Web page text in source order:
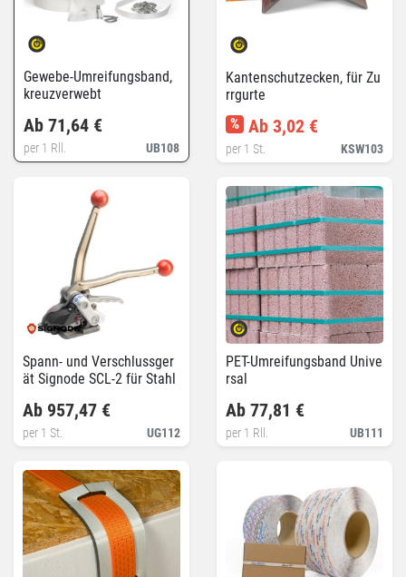
Gewebe-Umreifungsband,
kreuzverwebt
UB108
Ab 71,64 €
per 1 Rll.
Kantenschutzecken, für Zu
rrgurte
KSW103
% Ab 3,02 €
per 1 St.
Spann- und Verschlussger
ät Signode SCL-2 für Stahl
UG112
Ab 957,47 €
per 1 St.
PET-Umreifungsband Unive
rsal
UB111
Ab 77,81 €
per 1 Rll.